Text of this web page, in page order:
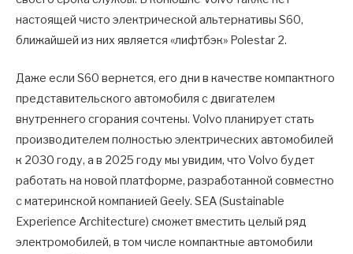
настоящей чисто электрической альтернативы S60,
ближайшей из них является «лифтбэк» Polestar 2.
Даже если S60 вернется, его дни в качестве компактного
представительского автомобиля с двигателем
внутреннего сгорания сочтены. Volvo планирует стать
производителем полностью электрических автомобилей
к 2030 году, а в 2025 году мы увидим, что Volvo будет
работать на новой платформе, разработанной совместно
с материнской компанией Geely. SEA (Sustainable
Experience Architecture) сможет вместить целый ряд
электромобилей, в том числе компактные автомобили